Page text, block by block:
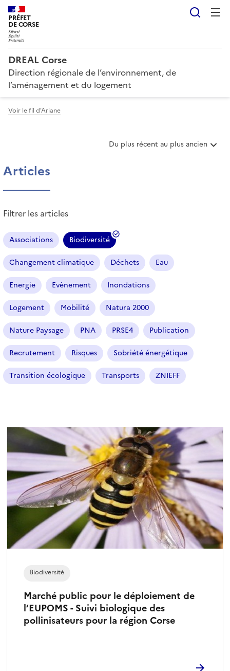
PRÉFET
DE CORSE
DREAL Corse
Direction régionale de l’environnement, de
l’aménagement et du logement
Voir le fil d'Ariane
T
r
t
i
c
l
e
s
Du plus récent au plus ancien
Articles
Filtrer les articles
Associations Biodiversité
(
f
i
l
t
r
e
s
é
l
e
c
n
n
é
)
Changement climatique Déchets Eau
Energie Evènement Inondations
Logement Mobilité Natura 2000
Nature Paysage PNA PRSE4 Publication
Recrutement Risques Sobriété énergétique
Transition écologique Transports ZNIEFF
Marché public pour le déploiement de
l’EUPOMS - Suivi biologique des
pollinisateurs pour la région Corse
Biodiversité